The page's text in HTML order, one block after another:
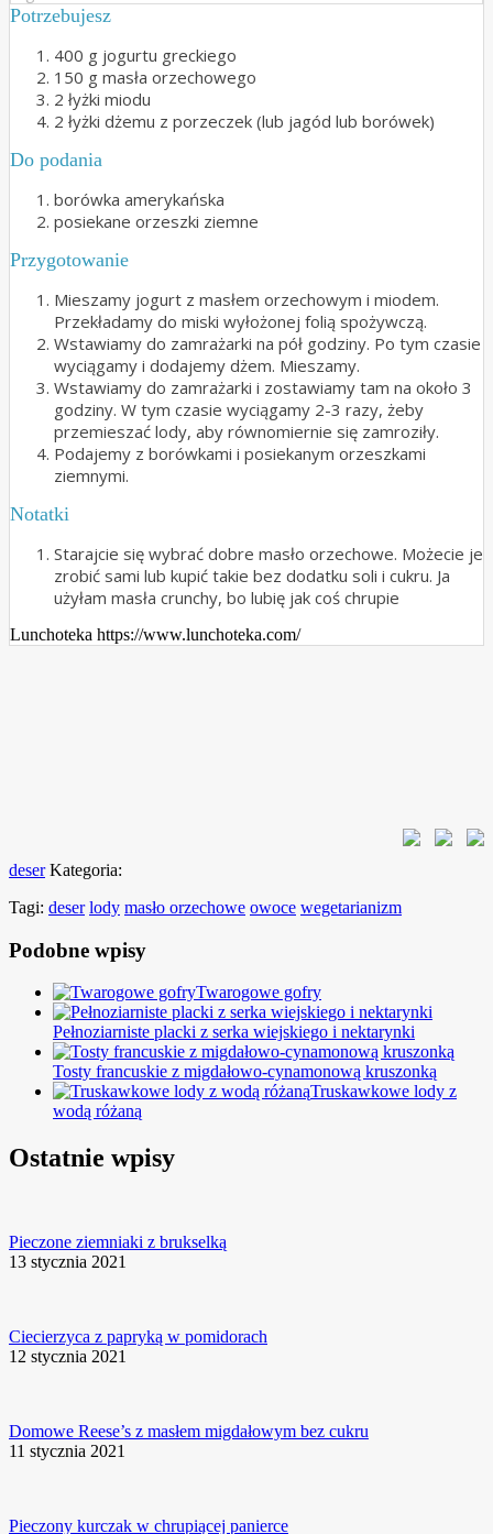
Potrzebujesz
400 g jogurtu greckiego
150 g masła orzechowego
2 łyżki miodu
2 łyżki dżemu z porzeczek (lub jagód lub borówek)
Do podania
borówka amerykańska
posiekane orzeszki ziemne
Przygotowanie
Mieszamy jogurt z masłem orzechowym i miodem.
Przekładamy do miski wyłożonej folią spożywczą.
Wstawiamy do zamrażarki na pół godziny. Po tym czasie
wyciągamy i dodajemy dżem. Mieszamy.
Wstawiamy do zamrażarki i zostawiamy tam na około 3
godziny. W tym czasie wyciągamy 2-3 razy, żeby
przemieszać lody, aby równomiernie się zamroziły.
Podajemy z borówkami i posiekanym orzeszkami
ziemnymi.
Notatki
Starajcie się wybrać dobre masło orzechowe. Możecie je
zrobić sami lub kupić takie bez dodatku soli i cukru. Ja
użyłam masła crunchy, bo lubię jak coś chrupie
Lunchoteka https://www.lunchoteka.com/
deser Kategoria:
Tagi: deser lody masło orzechowe owoce wegetarianizm
Podobne wpisy
Twarogowe gofry
Pełnoziarniste placki z serka wiejskiego i nektarynki
Tosty francuskie z migdałowo-cynamonową kruszonką
Truskawkowe lody z
wodą różaną
Ostatnie wpisy
Pieczone ziemniaki z brukselką
13 stycznia 2021
Ciecierzyca z papryką w pomidorach
12 stycznia 2021
Domowe Reese’s z masłem migdałowym bez cukru
11 stycznia 2021
Pieczony kurczak w chrupiącej panierce